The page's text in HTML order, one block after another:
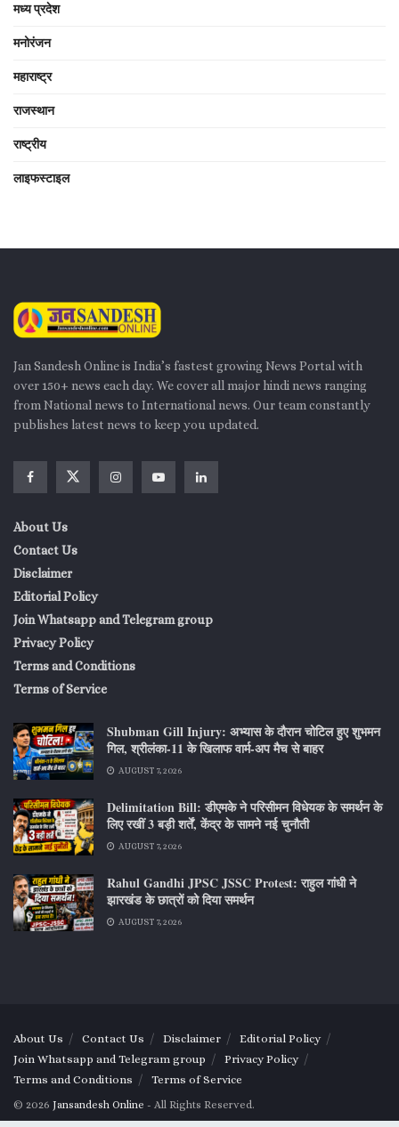
मध्य प्रदेश
मनोरंजन
महाराष्ट्र
राजस्थान
राष्ट्रीय
लाइफस्टाइल
Jan Sandesh Online is India’s fastest growing News Portal with
over 150+ news each day. We cover all major hindi news ranging
from National news to International news. Our team constantly
publishes latest news to keep you updated.
About Us
Contact Us
Disclaimer
Editorial Policy
Join Whatsapp and Telegram group
Privacy Policy
Terms and Conditions
Terms of Service
Shubman Gill Injury: अभ्यास के दौरान चोटिल हुए शुभमन
गिल, श्रीलंका-11 के खिलाफ वार्म-अप मैच से बाहर
AUGUST 7, 2026
Delimitation Bill: डीएमके ने परिसीमन विधेयक के समर्थन के
लिए रखीं 3 बड़ी शर्तें, केंद्र के सामने नई चुनौती
AUGUST 7, 2026
Rahul Gandhi JPSC JSSC Protest: राहुल गांधी ने
झारखंड के छात्रों को दिया समर्थन
AUGUST 7, 2026
About Us Contact Us Disclaimer
Editorial Policy
Join Whatsapp and Telegram group
Privacy Policy
Terms and Conditions
Terms of Service
© 2026 Jansandesh Online - All Rights Reserved.